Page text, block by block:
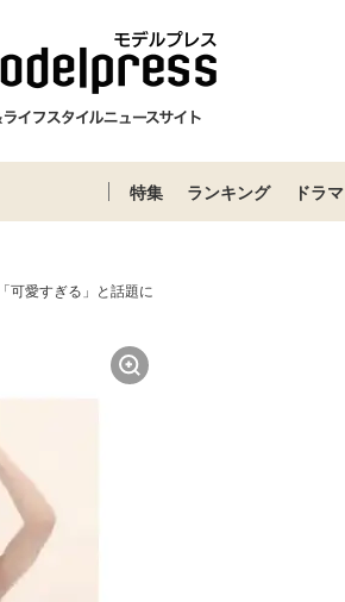
特集 ランキング ドラマ
可愛すぎる」と話題に